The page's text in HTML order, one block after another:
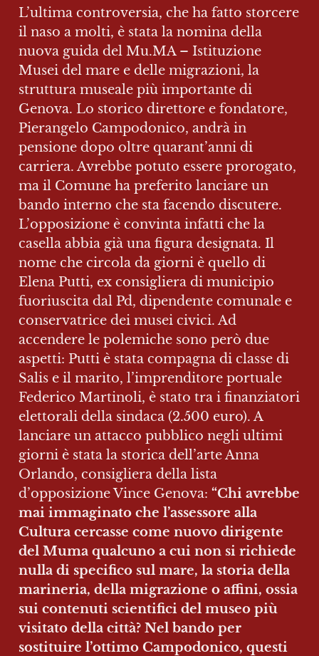
L’ultima controversia, che ha fatto storcere
il naso a molti, è stata la nomina della
nuova guida del Mu.MA – Istituzione
Musei del mare e delle migrazioni, la
struttura museale più importante di
Genova. Lo storico direttore e fondatore,
Pierangelo Campodonico, andrà in
pensione dopo oltre quarant’anni di
carriera. Avrebbe potuto essere prorogato,
ma il Comune ha preferito lanciare un
bando interno che sta facendo discutere.
L’opposizione è convinta infatti che la
casella abbia già una figura designata. Il
nome che circola da giorni è quello di
Elena Putti, ex consigliera di municipio
fuoriuscita dal Pd, dipendente comunale e
conservatrice dei musei civici. Ad
accendere le polemiche sono però due
aspetti: Putti è stata compagna di classe di
Salis e il marito, l’imprenditore portuale
Federico Martinoli, è stato tra i finanziatori
elettorali della sindaca (2.500 euro). A
lanciare un attacco pubblico negli ultimi
giorni è stata la storica dell’arte Anna
Orlando, consigliera della lista
d’opposizione Vince Genova: “Chi avrebbe
mai immaginato che l’assessore alla
Cultura cercasse come nuovo dirigente
del Muma qualcuno a cui non si richiede
nulla di specifico sul mare, la storia della
marineria, della migrazione o affini, ossia
sui contenuti scientifici del museo più
visitato della città? Nel bando per
sostituire l’ottimo Campodonico, questi